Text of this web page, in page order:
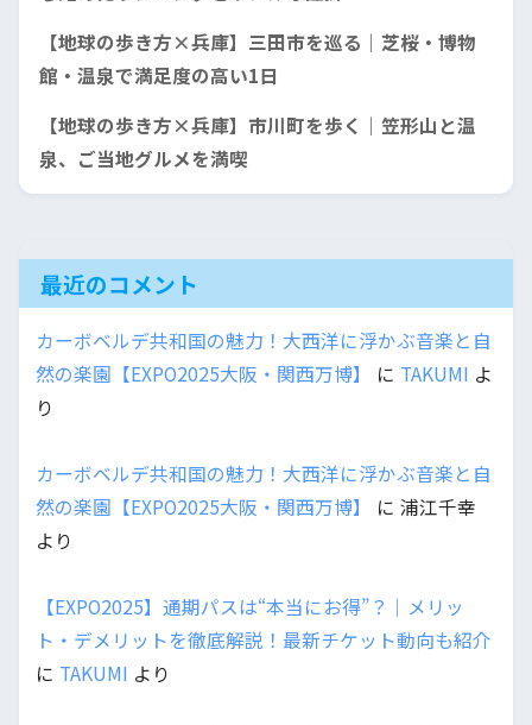
【地球の歩き方×兵庫】三田市を巡る｜芝桜・博物
館・温泉で満足度の高い1日
【地球の歩き方×兵庫】市川町を歩く｜笠形山と温
泉、ご当地グルメを満喫
最近のコメント
カーボベルデ共和国の魅力！大西洋に浮かぶ音楽と自
然の楽園【EXPO2025大阪・関西万博】
に TAKUMI よ
り
カーボベルデ共和国の魅力！大西洋に浮かぶ音楽と自
然の楽園【EXPO2025大阪・関西万博】
に 浦江千幸
より
【EXPO2025】通期パスは“本当にお得”？｜メリッ
ト・デメリットを徹底解説！最新チケット動向も紹介
に TAKUMI より